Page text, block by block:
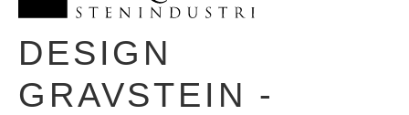
DESIGN
GRAVSTEIN -